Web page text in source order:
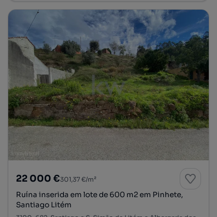
22 000 €301,37 €/m²
Ruína inserida em lote de 600 m2 em Pinhete,
Santiago Litém